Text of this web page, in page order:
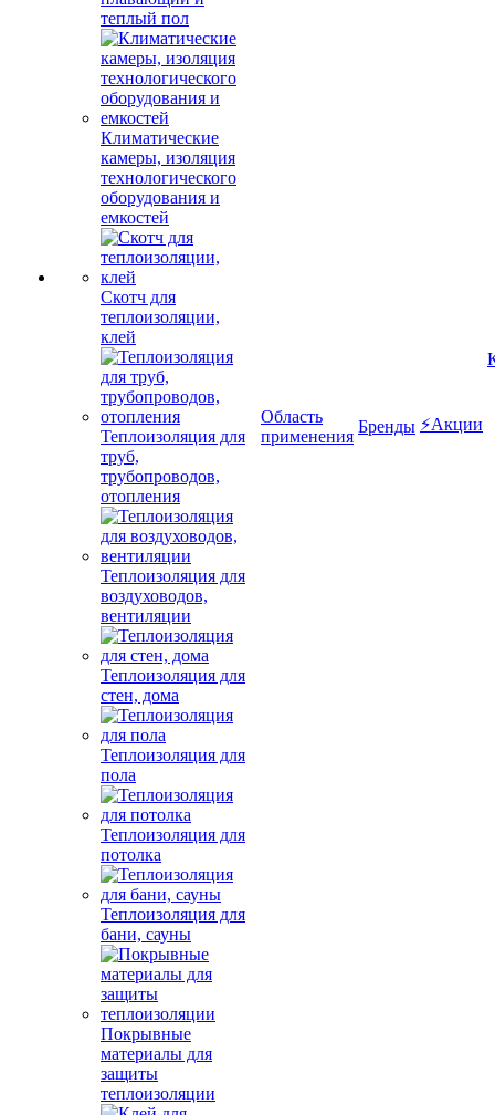
теплый пол
Климатические
камеры, изоляция
технологического
оборудования и
емкостей
Скотч для
теплоизоляции,
клей
Теплоизоляция для
труб,
трубопроводов,
отопления
Теплоизоляция для
воздуховодов,
вентиляции
Теплоизоляция для
стен, дома
Теплоизоляция для
пола
Теплоизоляция для
потолка
Теплоизоляция для
бани, сауны
Покрывные
материалы для
защиты
теплоизоляции
Область
применения
Бренды ⚡Акции